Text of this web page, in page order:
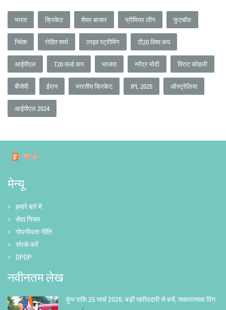
भारत क्रिकेट शेयर बाजार प्रीमियर लीग फुटबॉल
निवेश रोहित शर्मा लाइव स्ट्रीमिंग टी20 विश्व कप
आईपीएल T20 वर्ल्ड कप भाजपा नरेंद्र मोदी विराट कोहली
बीजेपी ईरान भारतीय क्रिकेट IPL 2025 ऑस्ट्रेलिया
आईपीएल 2024
मेन्यू
हमारे बारे में
सेवा नियम
गोपनीयता नीति
संपर्क करें
DPDP
नवीनतम लेख
कुंभ राशि 25 मार्च 2026: बड़ी खरीददारी से बचें, सकारात्मक दिन